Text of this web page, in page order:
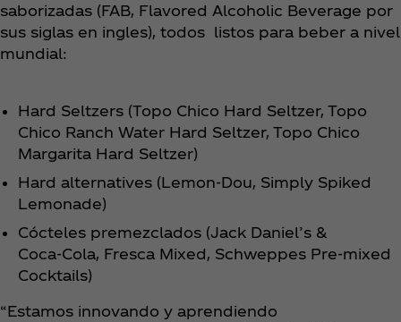
saborizadas (FAB, Flavored Alcoholic Beverage por
sus siglas en ingles), todos listos para beber a nivel
mundial:
Hard Seltzers (Topo Chico Hard Seltzer, Topo
Chico Ranch Water Hard Seltzer, Topo Chico
Margarita Hard Seltzer)
Hard alternatives (Lemon-Dou, Simply Spiked
Lemonade)
Cócteles premezclados (Jack Daniel’s &
Coca‑Cola, Fresca Mixed, Schweppes Pre-mixed
Cocktails)
“Estamos innovando y aprendiendo